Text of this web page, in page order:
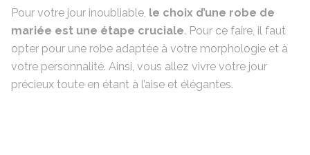
Pour votre jour inoubliable, le choix d’une robe de
mariée est une étape cruciale. Pour ce faire, il faut
opter pour une robe adaptée à votre morphologie et à
votre personnalité. Ainsi, vous allez vivre votre jour
précieux toute en étant à l’aise et élégantes.